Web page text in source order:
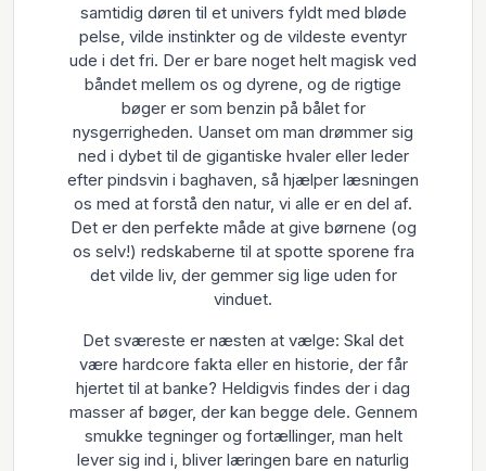
samtidig døren til et univers fyldt med bløde
pelse, vilde instinkter og de vildeste eventyr
ude i det fri. Der er bare noget helt magisk ved
båndet mellem os og dyrene, og de rigtige
bøger er som benzin på bålet for
nysgerrigheden. Uanset om man drømmer sig
ned i dybet til de gigantiske hvaler eller leder
efter pindsvin i baghaven, så hjælper læsningen
os med at forstå den natur, vi alle er en del af.
Det er den perfekte måde at give børnene (og
os selv!) redskaberne til at spotte sporene fra
det vilde liv, der gemmer sig lige uden for
vinduet.
Det sværeste er næsten at vælge: Skal det
være hardcore fakta eller en historie, der får
hjertet til at banke? Heldigvis findes der i dag
masser af bøger, der kan begge dele. Gennem
smukke tegninger og fortællinger, man helt
lever sig ind i, bliver læringen bare en naturlig